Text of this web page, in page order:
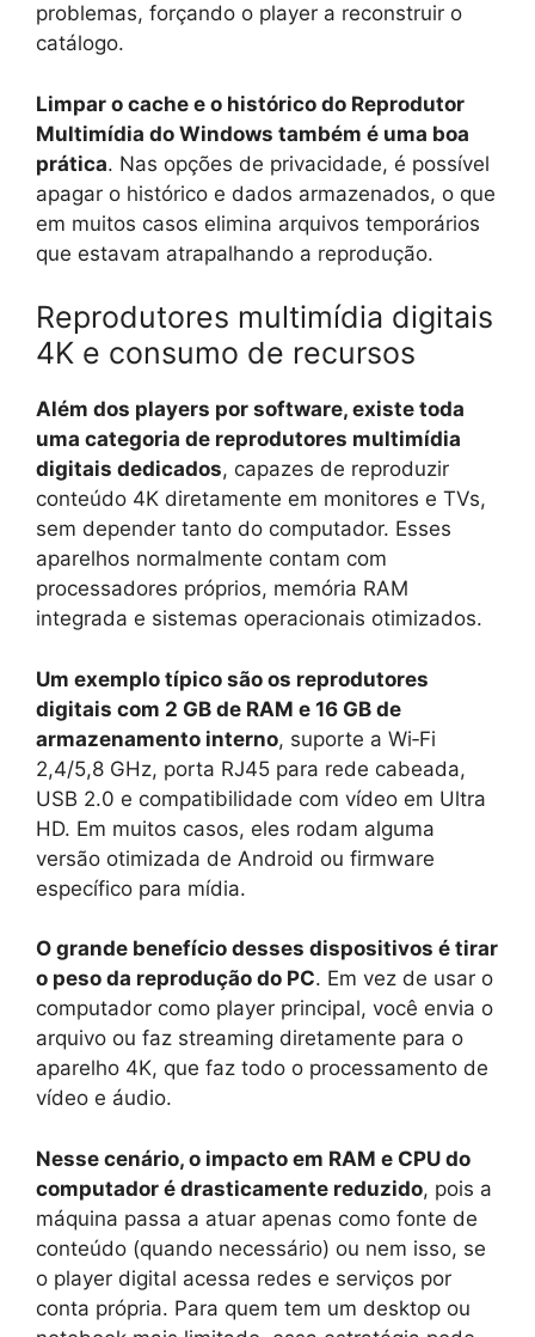
problemas, forçando o player a reconstruir o
catálogo.
Limpar o cache e o histórico do Reprodutor
Multimídia do Windows também é uma boa
prática. Nas opções de privacidade, é possível
apagar o histórico e dados armazenados, o que
em muitos casos elimina arquivos temporários
que estavam atrapalhando a reprodução.
Reprodutores multimídia digitais
4K e consumo de recursos
Além dos players por software, existe toda
uma categoria de reprodutores multimídia
digitais dedicados, capazes de reproduzir
conteúdo 4K diretamente em monitores e TVs,
sem depender tanto do computador. Esses
aparelhos normalmente contam com
processadores próprios, memória RAM
integrada e sistemas operacionais otimizados.
Um exemplo típico são os reprodutores
digitais com 2 GB de RAM e 16 GB de
armazenamento interno, suporte a Wi‑Fi
2,4/5,8 GHz, porta RJ45 para rede cabeada,
USB 2.0 e compatibilidade com vídeo em Ultra
HD. Em muitos casos, eles rodam alguma
versão otimizada de Android ou firmware
específico para mídia.
O grande benefício desses dispositivos é tirar
o peso da reprodução do PC. Em vez de usar o
computador como player principal, você envia o
arquivo ou faz streaming diretamente para o
aparelho 4K, que faz todo o processamento de
vídeo e áudio.
Nesse cenário, o impacto em RAM e CPU do
computador é drasticamente reduzido, pois a
máquina passa a atuar apenas como fonte de
conteúdo (quando necessário) ou nem isso, se
o player digital acessa redes e serviços por
conta própria. Para quem tem um desktop ou